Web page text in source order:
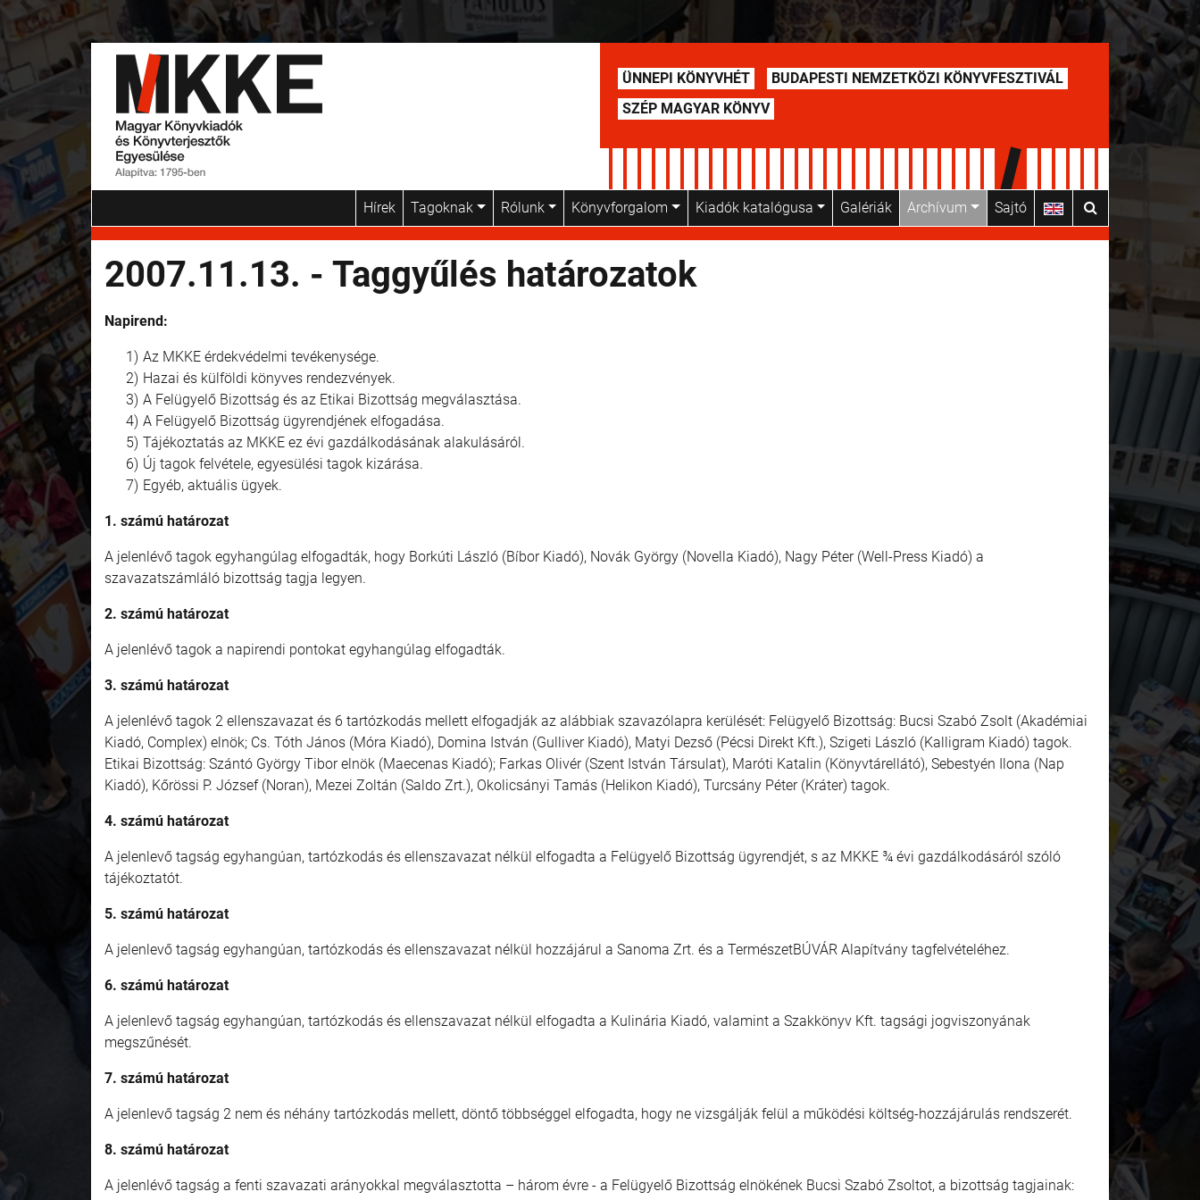
ÜNNEPI KÖNYVHÉT
BUDAPESTI NEMZETKÖZI KÖNYVFESZTIVÁL
SZÉP MAGYAR KÖNYV
Hírek Tagoknak Rólunk Könyvforgalom Kiadók katalógusa Galériák Archívum Sajtó
2007.11.13. - Taggyűlés határozatok
Napirend:
Az MKKE érdekvédelmi tevékenysége.
Hazai és külföldi könyves rendezvények.
A Felügyelő Bizottság és az Etikai Bizottság megválasztása.
A Felügyelő Bizottság ügyrendjének elfogadása.
Tájékoztatás az MKKE ez évi gazdálkodásának alakulásáról.
Új tagok felvétele, egyesülési tagok kizárása.
Egyéb, aktuális ügyek.
1. számú határozat
A jelenlévő tagok egyhangúlag elfogadták, hogy Borkúti László (Bíbor Kiadó), Novák György (Novella Kiadó), Nagy Péter (Well-Press Kiadó) a
szavazatszámláló bizottság tagja legyen.
2. számú határozat
A jelenlévő tagok a napirendi pontokat egyhangúlag elfogadták.
3. számú határozat
A jelenlévő tagok 2 ellenszavazat és 6 tartózkodás mellett elfogadják az alábbiak szavazólapra kerülését: Felügyelő Bizottság: Bucsi Szabó Zsolt (Akadémiai
Kiadó, Complex) elnök; Cs. Tóth János (Móra Kiadó), Domina István (Gulliver Kiadó), Matyi Dezső (Pécsi Direkt Kft.), Szigeti László (Kalligram Kiadó) tagok.
Etikai Bizottság: Szántó György Tibor elnök (Maecenas Kiadó); Farkas Olivér (Szent István Társulat), Maróti Katalin (Könyvtárellátó), Sebestyén Ilona (Nap
Kiadó), Kőrössi P. József (Noran), Mezei Zoltán (Saldo Zrt.), Okolicsányi Tamás (Helikon Kiadó), Turcsány Péter (Kráter) tagok.
4. számú határozat
A jelenlevő tagság egyhangúan, tartózkodás és ellenszavazat nélkül elfogadta a Felügyelő Bizottság ügyrendjét, s az MKKE ¾ évi gazdálkodásáról szóló
tájékoztatót.
5. számú határozat
A jelenlevő tagság egyhangúan, tartózkodás és ellenszavazat nélkül hozzájárul a Sanoma Zrt. és a TermészetBÚVÁR Alapítvány tagfelvételéhez.
6. számú határozat
A jelenlevő tagság egyhangúan, tartózkodás és ellenszavazat nélkül elfogadta a Kulinária Kiadó, valamint a Szakkönyv Kft. tagsági jogviszonyának
megszűnését.
7. számú határozat
A jelenlevő tagság 2 nem és néhány tartózkodás mellett, döntő többséggel elfogadta, hogy ne vizsgálják felül a működési költség-hozzájárulás rendszerét.
8. számú határozat
A jelenlévő tagság a fenti szavazati arányokkal megválasztotta – három évre - a Felügyelő Bizottság elnökének Bucsi Szabó Zsoltot, a bizottság tagjainak: